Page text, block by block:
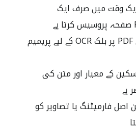
وقت میں صرف ایک
سلووینیئن PDF پر بلک OCR کے لیے پریمیم
کے معیار اور متن کی
ہے
اصل فارمیٹنگ یا تصاویر کو